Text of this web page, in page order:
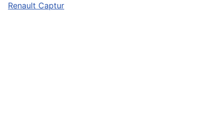
Renault Captur